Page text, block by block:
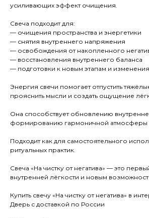
усиливающих эффект очищения.
Свеча подходит для:
— очищения пространства и энергетики
— снятия внутреннего напряжения
— освобождения от накопленного
— восстановления внутреннего баланса
— подготовки к новым этапам и
Энергия свечи помогает отпустить
прояснить мысли и создать ощущение
Она способствует обновлению
формированию гармоничной атмосферы
Подходит как для самостоятельного
ритуальных практик.
Свеча «На чистку от негатива» — это
внутренней лёгкости и новым
Купить свечу «На чистку от негатива» в
Дверь с доставкой по России